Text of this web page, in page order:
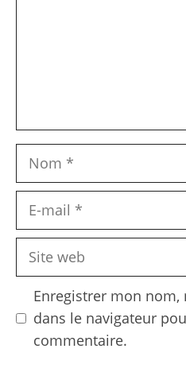
Nom
Site
Enregistrer mon
dans le navigateur
commentaire.